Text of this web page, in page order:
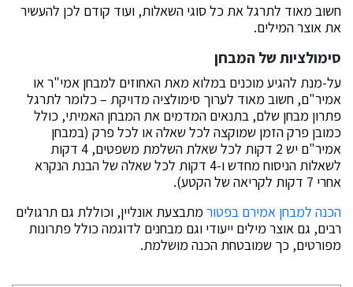
חשוב מאוד לתרגל את כל סוגי השאלות, ועוד קודם לכן להעשיר
את אוצר המילים.
סימולציות של המבחן
על-מנת להגיע מוכנים במלוא מאת האחוזים למבחן אמי"ר או
אמיר"ם, חשוב מאוד לערוך סימולציה מדויקת – כלומר לתרגל
פתרון מבחן שלם, בתנאים המדמים את המבחן האמיתי, כולל
כמובן פרק הזמן שמוקצה לכל שאלה או לכל פרק (במבחן
אמיר"ם יש 2 דקות לכל שאלת השלמת משפטים, 4 דקות
לשאלות הניסוח מחדש ו-4 דקות לכל שאלה של הבנת הנקרא
אחרי 7 דקות לקריאה של הקטע).
הכנה למבחן אמירם בפטור מתבצעת אונליין, וכוללת גם תרגולים
רבים, גם אוצר מילים ייעודי וגם מבחנים לדוגמה כולל פתרונות
מפורטים, כך שמובטחת הכנה מושלמת.